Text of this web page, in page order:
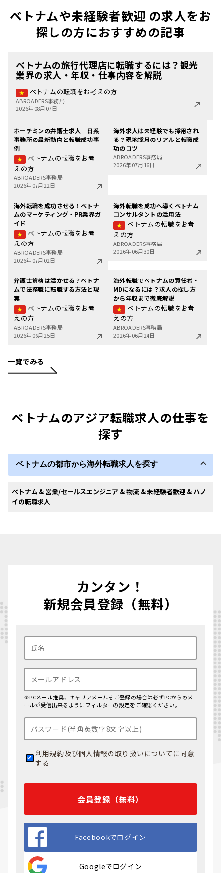
ベトナムや未経験者歓迎 の求人をお
探しの方におすすめの記事
ベトナムの旅行代理店に転職するには？観光
業界の求人・年収・仕事内容を解説
ベトナムの転職をお考えの方
ABROADERS事務局
2026年08月07日
ホーチミンの弁護士求人｜日系
事務所の最新動向と転職成功事
例
ベトナムの転職をお考
えの方
ABROADERS事務局
2026年07月22日
海外求人は未経験でも採用され
る？現地採用のリアルと転職成
功のコツ
ABROADERS事務局
2026年07月16日
海外転職を成功させる！ベトナ
ムのマーケティング・PR業界ガ
イド
ベトナムの転職をお考
えの方
ABROADERS事務局
2026年07月02日
海外転職を成功へ導くベトナム
コンサルタントの活用法
ベトナムの転職をお考
えの方
ABROADERS事務局
2026年06月30日
弁護士資格は活かせる？ベトナ
ムで法務職に転職する方法と現
実
ベトナムの転職をお考
えの方
ABROADERS事務局
2026年06月25日
海外転職でベトナムの責任者・
MDになるには？求人の探し方
から年収まで徹底解説
ベトナムの転職をお考
えの方
ABROADERS事務局
2026年06月24日
一覧でみる
ベトナムのアジア転職求人の仕事を
探す
ベトナムの都市から海外転職求人を探す
ベトナム & 営業/セールスエンジニア & 物流 & 未経験者歓迎 & ハノ
イの転職求人
カンタン！
新規会員登録（無料）
※PCメール推奨、キャリアメールをご登録の場合は必ずPCからのメ
ールが受信出来るようにフィルターの設定をご確認ください。
利用規約及び個人情報の取り扱いについて に同意
する
会員登録（無料）
Facebookでログイン
Googleでログイン